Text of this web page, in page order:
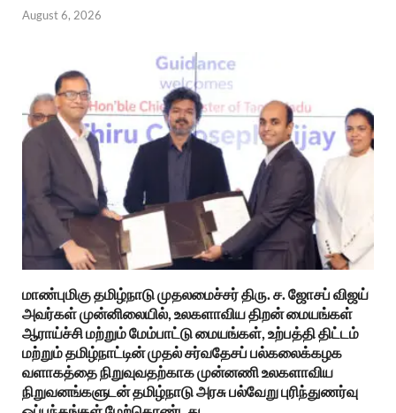
August 6, 2026
மாண்புமிகு தமிழ்நாடு முதலமைச்சர் திரு. ச. ஜோசப் விஜய்
அவர்கள் முன்னிலையில், உலகளாவிய திறன் மையங்கள்
ஆராய்ச்சி மற்றும் மேம்பாட்டு மையங்கள், உற்பத்தி திட்டம்
மற்றும் தமிழ்நாட்டின் முதல் சர்வதேசப் பல்கலைக்கழக
வளாகத்தை நிறுவுவதற்காக முன்னணி உலகளாவிய
நிறுவனங்களுடன் தமிழ்நாடு அரசு பல்வேறு புரிந்துணர்வு